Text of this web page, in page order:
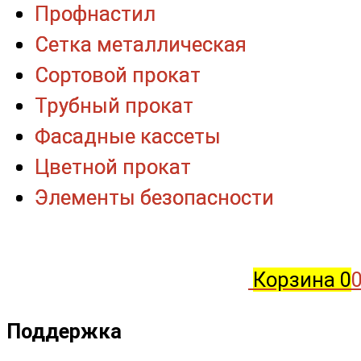
Корзина 0
Поддержка
Профнастил
Сетка металлическая
Сортовой прокат
Трубный прокат
Фасадные кассеты
Цветной прокат
Элементы безопасности
Профнастил
Сетка металлическая
Сортовой прокат
Трубный прокат
Фасадные кассеты
Цветной прокат
Элементы безопасности